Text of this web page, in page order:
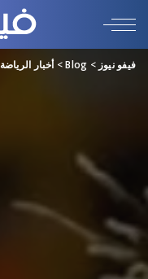
فيفو نيوز >
Blog
> أخبار الرياضة